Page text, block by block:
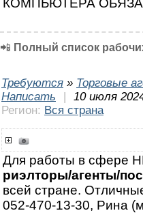
📲 Полный список
Требуются » Торговые
Написать
|
10 июля
Регион: Вся страна
Для работы в сфере
риэлторы/агенты/
всей стране.
052-470-13-30, Рина